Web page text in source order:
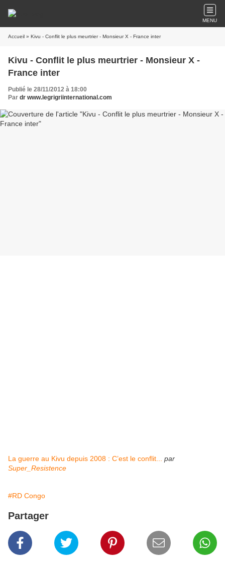
MENU
Accueil » Kivu - Conflit le plus meurtrier - Monsieur X - France inter
Kivu - Conflit le plus meurtrier - Monsieur X -
France inter
Publié le 28/11/2012 à 18:00
Par dr www.legrigriinternational.com
La guerre au Kivu depuis 2008 : C’est le conflit...
par
Super_Resistence
#RD Congo
Partager